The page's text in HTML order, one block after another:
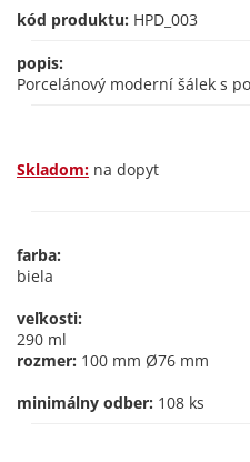
kód produktu: HPD_003
popis:
Porcelánový moderní šálek s
Skladom: na dopyt
farba:
biela
veľkosti:
290 ml
rozmer: 100 mm Ø76 mm
minimálny odber: 108 ks